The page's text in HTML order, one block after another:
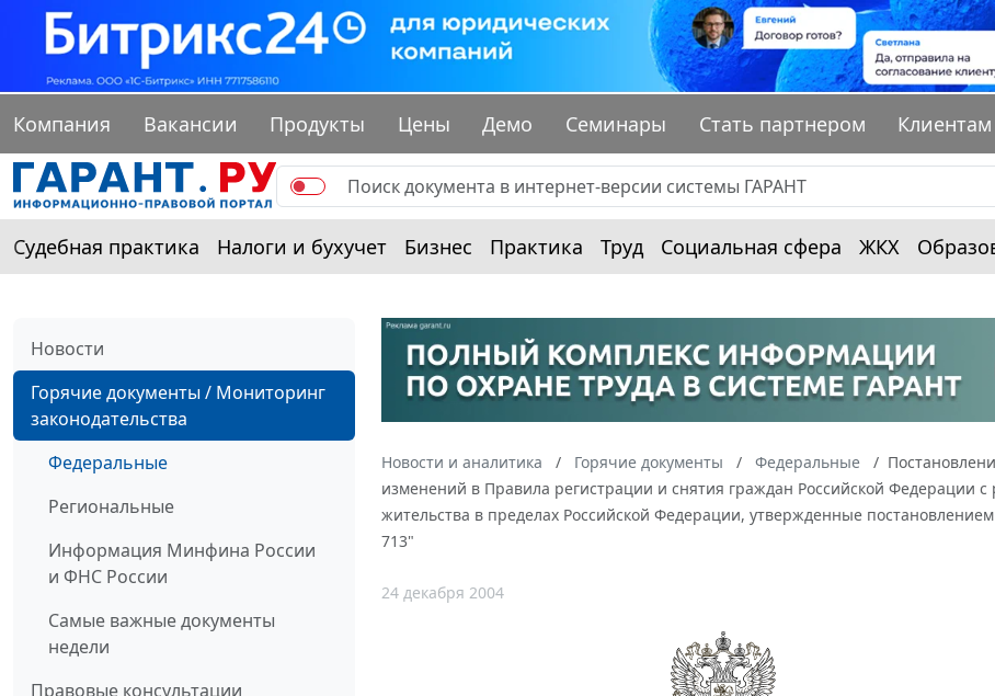
Компания Вакансии Продукты Цены Демо Семинары Стать партнером Клиентам
Судебная практика Налоги и бухучет Бизнес Практика Труд Социальная сфера ЖКХ
Новости
Горячие документы / Мониторинг
законодательства
Федеральные
Региональные
Информация Минфина России
и ФНС России
Самые важные документы
недели
Правовые консультации
Новости и аналитика Горячие документы Федеральные
изменений в Правила регистрации и снятия граждан Российской Федерации
жительства в пределах Российской Федерации, утвержденные
713"
24 декабря 2004